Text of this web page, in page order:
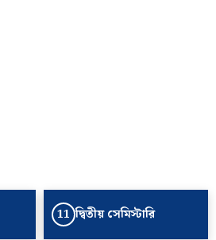
11 দ্বিতীয় সেমিস্টারি